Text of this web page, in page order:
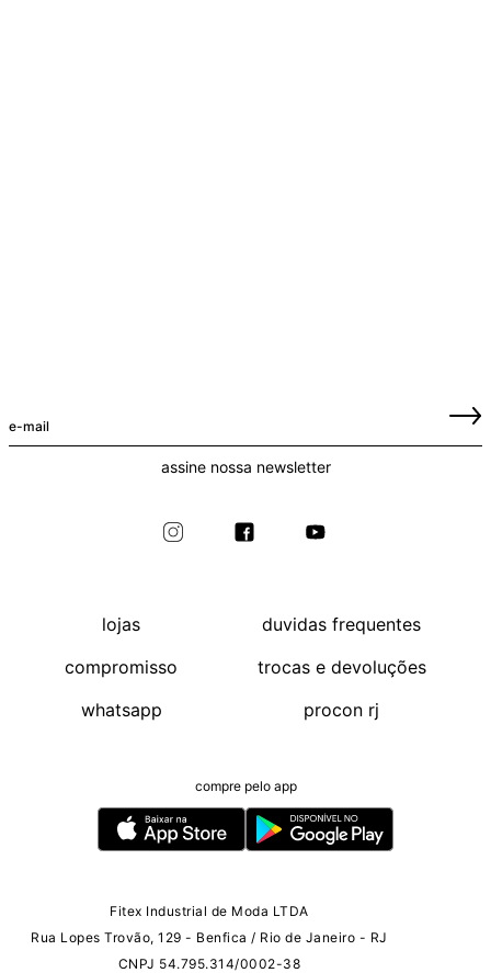
assine nossa newsletter
lojas
compromisso
whatsapp
duvidas frequentes
trocas e devoluções
procon rj
compre pelo app
Fitex Industrial de Moda LTDA
Rua Lopes Trovão, 129 - Benfica / Rio de Janeiro - RJ
CNPJ 54.795.314/0002-38